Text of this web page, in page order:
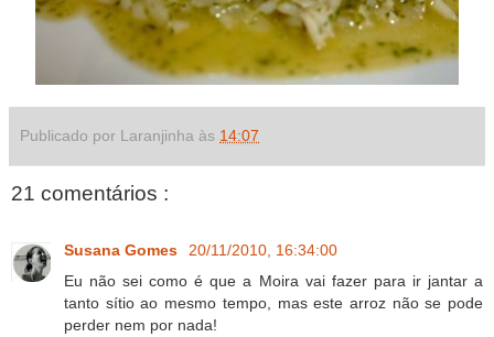
Publicado por Laranjinha às 14:07
21 comentários :
Susana Gomes
20/11/2010, 16:34:00
Eu não sei como é que a Moira vai fazer para ir jantar a
tanto sítio ao mesmo tempo, mas este arroz não se pode
perder nem por nada!